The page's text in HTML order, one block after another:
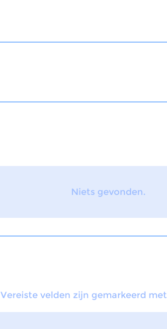
Niets gevonden.
Vereiste velden zijn gemarkeerd met